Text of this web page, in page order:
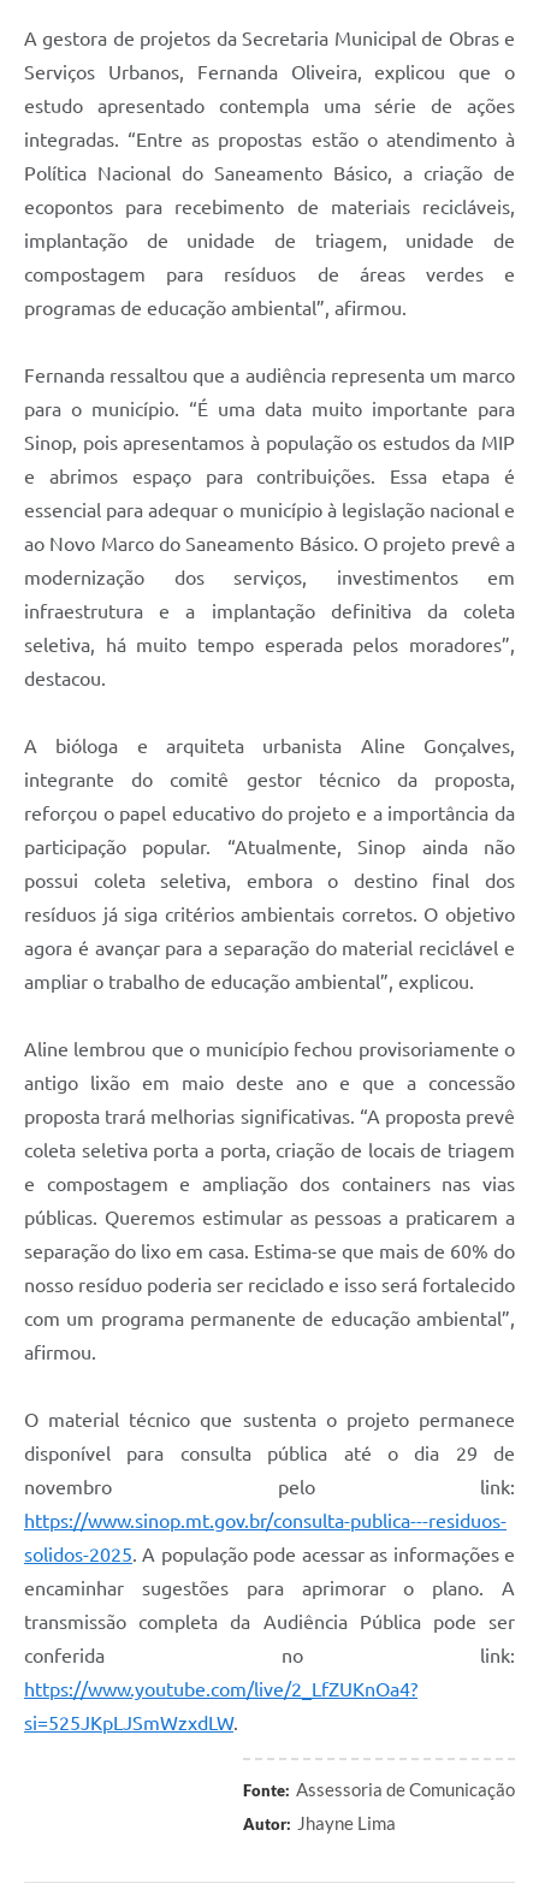
A gestora de projetos da Secretaria Municipal de Obras e
Serviços Urbanos, Fernanda Oliveira, explicou que o
estudo apresentado contempla uma série de ações
integradas. “Entre as propostas estão o atendimento à
Política Nacional do Saneamento Básico, a criação de
ecopontos para recebimento de materiais recicláveis,
implantação de unidade de triagem, unidade de
compostagem para resíduos de áreas verdes e
programas de educação ambiental”, afirmou.
Fernanda ressaltou que a audiência representa um marco
para o município. “É uma data muito importante para
Sinop, pois apresentamos à população os estudos da MIP
e abrimos espaço para contribuições. Essa etapa é
essencial para adequar o município à legislação nacional e
ao Novo Marco do Saneamento Básico. O projeto prevê a
modernização dos serviços, investimentos em
infraestrutura e a implantação definitiva da coleta
seletiva, há muito tempo esperada pelos moradores”,
destacou.
A bióloga e arquiteta urbanista Aline Gonçalves,
integrante do comitê gestor técnico da proposta,
reforçou o papel educativo do projeto e a importância da
participação popular. “Atualmente, Sinop ainda não
possui coleta seletiva, embora o destino final dos
resíduos já siga critérios ambientais corretos. O objetivo
agora é avançar para a separação do material reciclável e
ampliar o trabalho de educação ambiental”, explicou.
Aline lembrou que o município fechou provisoriamente o
antigo lixão em maio deste ano e que a concessão
proposta trará melhorias significativas. “A proposta prevê
coleta seletiva porta a porta, criação de locais de triagem
e compostagem e ampliação dos containers nas vias
públicas. Queremos estimular as pessoas a praticarem a
separação do lixo em casa. Estima-se que mais de 60% do
nosso resíduo poderia ser reciclado e isso será fortalecido
com um programa permanente de educação ambiental”,
afirmou.
O material técnico que sustenta o projeto permanece
disponível para consulta pública até o dia 29 de
novembro pelo link:
https://www.sinop.mt.gov.br/consulta-publica---residuos-
solidos-2025. A população pode acessar as informações e
encaminhar sugestões para aprimorar o plano. A
transmissão completa da Audiência Pública pode ser
conferida no link:
https://www.youtube.com/live/2_LfZUKnOa4?
si=525JKpLJSmWzxdLW.
Fonte: Assessoria de Comunicação
Autor: Jhayne Lima